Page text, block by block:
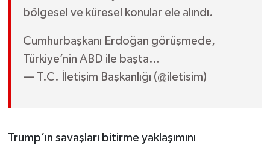
bölgesel ve küresel konular ele alındı.
Cumhurbaşkanı Erdoğan görüşmede,
Türkiye’nin ABD ile başta…
— T.C. İletişim Başkanlığı (@iletisim)
Trump’ın savaşları bitirme yaklaşımını